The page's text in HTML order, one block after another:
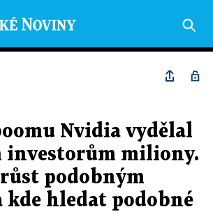
Nvidia vydělal
investorům miliony.
podobným
kde hledat podobné